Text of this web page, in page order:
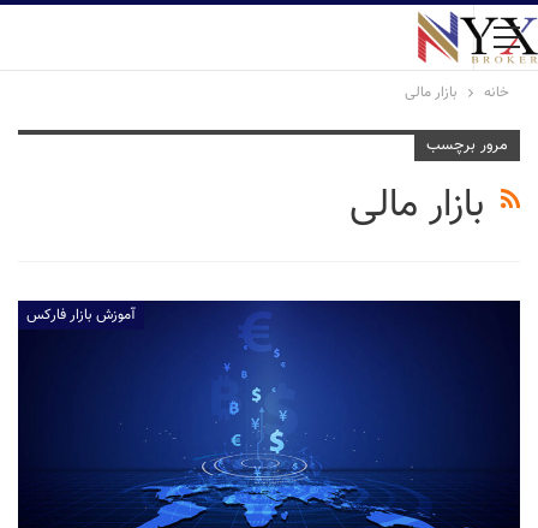
خانه بازار مالی
مرور برچسب
بازار مالی
آموزش بازار فارکس